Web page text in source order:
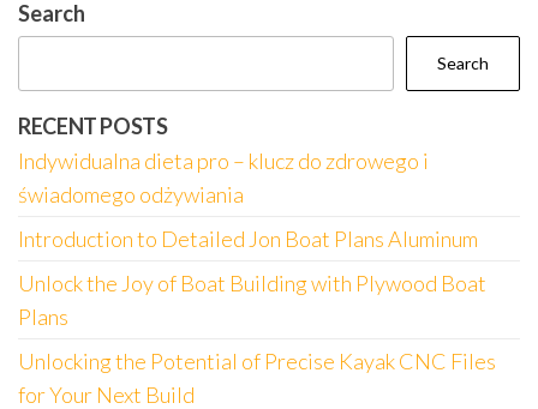
Search
Search
RECENT POSTS
Indywidualna dieta pro – klucz do zdrowego i
świadomego odżywiania
Introduction to Detailed Jon Boat Plans Aluminum
Unlock the Joy of Boat Building with Plywood Boat
Plans
Unlocking the Potential of Precise Kayak CNC Files
for Your Next Build